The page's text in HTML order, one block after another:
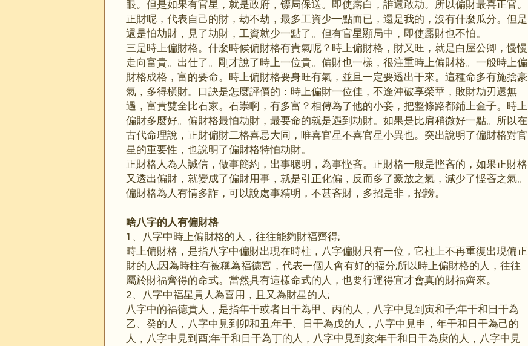
眼。但是如果有官星，就是政府，镖局保送。即使露白，誰還敢劫。所以偏財最喜正官。
正財呢，代表自己的財，劫不劫，最多工資少一點而已，還是我的，沒有什麼瓜分。但是
還是怕劫財，見了劫財，工資就少一點了。但有官星顯局中，即使露財也不怕。
三是時上偏財格。什麼時候偏財格有貴氣呢？時上偏財格，財又旺，就是白屋公卿，慢慢
走向富貴。出仕了。剛才說了時上一位貴。偏財也一樣，很注重時上偏財格。一般時上偏
財格成格，富的要命。時上偏財格要身旺有氣，並且一定要透出干來。這種命多有施捨豪
氣，多得橫財。口訣是怎麼評價的：時上偏財一位佳，不逢沖破享榮華，敗財劫刃還無
遇，富貴雙全比石家。石崇啊，有多富？相傳為了他的小妾，把整條路都鋪上金子。時上
偏財多麼好。偏財格最怕劫財，最要命的就是遇到劫財。如果是比肩稍微好一點。所以在
古代命理說，正財偏財二格喜忌大同，唯喜官星不喜官星小異也。突出說明了偏財格對官
星的重要性，也說明了偏財格特怕劫財。
正財格人為人誠信，做事簡約，出事聰明，為事悭吝。正財格一般是悭吝的，如果正財格
又透出偏財，就變成了偏財用事，就是引正化偏，反而多了豪放之氣，減少了悭吝之氣。
偏財格為人有情多詐，可以說處事精明，不甚吝財，多招是非，招謗。
啥八字的人有偏財格
1、八字中時上偏財格的人，往往能夠財福齊得;
時上偏財格，是指八字中偏財出現在時柱，八字偏財只有一位，它柱上不再重復出現偏正
財的人;因為時柱有被稱為福德宮，代表一個人會有好的福分;所以時上偏財格的人，往往
屬於財福齊得的命式。當然具有這樣命式的人，也要行運得宜才會真的財福齊來。
2、八字中福星貴人為喜用，且又為財星的人;
八字中的福德貴人，是指年干或者日干為甲、丙的人，八字中見到寅和子;年干和日干為
乙、癸的人，八字中見到卯和丑;年干、日干為戊的人，八字中見申，年干和日干為己的
人，八字中見到酉;年干和日干為丁的人，八字中見到亥;年干和日干為庚的人，八字中見